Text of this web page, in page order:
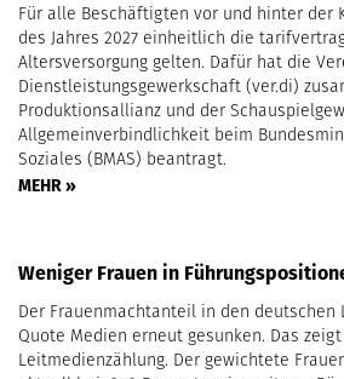
Für alle Beschäftigten vor und hinter der
des Jahres 2027 einheitlich die
Altersversorgung gelten. Dafür hat die
Dienstleistungsgewerkschaft (ver.di)
Produktionsallianz und der
Allgemeinverbindlichkeit beim
Soziales (BMAS) beantragt.
MEHR »
Weniger Frauen in
Der Frauenmachtanteil in den
Quote Medien erneut gesunken. Das
Leitmedienzählung. Der gewichtete